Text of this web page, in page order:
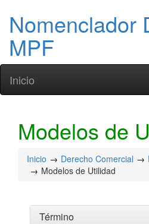
Nomenclador
MPF
Inicio
Modelos de
Inicio Derecho Comercial
Modelos de Utilidad
Término